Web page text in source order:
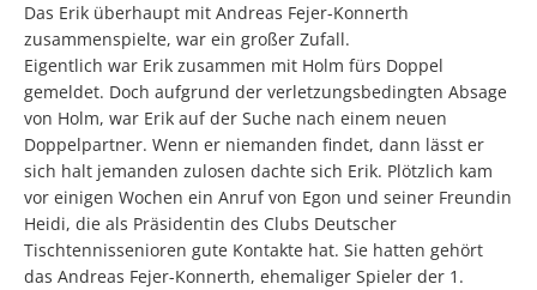
Das Erik überhaupt mit Andreas Fejer-Konnerth
zusammenspielte, war ein großer Zufall.
Eigentlich war Erik zusammen mit Holm fürs Doppel
gemeldet. Doch aufgrund der verletzungsbedingten Absage
von Holm, war Erik auf der Suche nach einem neuen
Doppelpartner. Wenn er niemanden findet, dann lässt er
sich halt jemanden zulosen dachte sich Erik. Plötzlich kam
vor einigen Wochen ein Anruf von Egon und seiner Freundin
Heidi, die als Präsidentin des Clubs Deutscher
Tischtennissenioren gute Kontakte hat. Sie hatten gehört
das Andreas Fejer-Konnerth, ehemaliger Spieler der 1.